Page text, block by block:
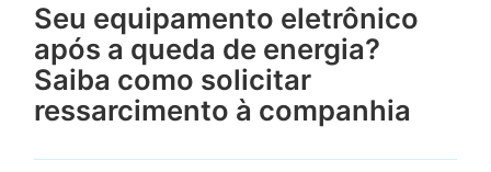
Seu equipamento eletrônico
após a queda de energia?
Saiba como solicitar
ressarcimento à companhia